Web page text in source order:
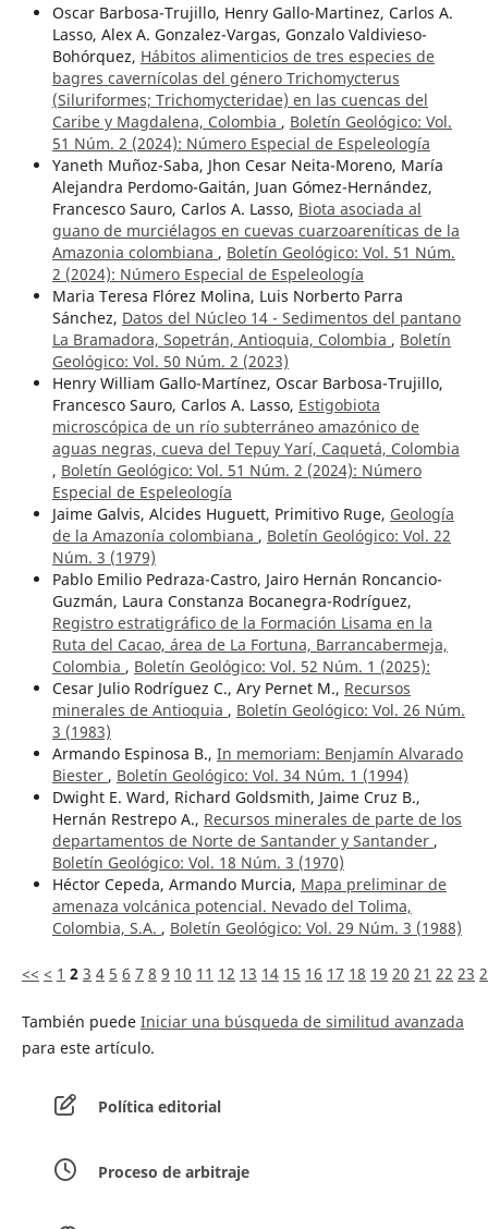
Oscar Barbosa-Trujillo, Henry Gallo-Martinez, Carlos A.
Lasso, Alex A. Gonzalez-Vargas, Gonzalo Valdivieso-
Bohórquez, Hábitos alimenticios de tres especies de
bagres cavernícolas del género Trichomycterus
(Siluriformes; Trichomycteridae) en las cuencas del
Caribe y Magdalena, Colombia , Boletín Geológico: Vol.
51 Núm. 2 (2024): Número Especial de Espeleología
Yaneth Muñoz-Saba, Jhon Cesar Neita-Moreno, María
Alejandra Perdomo-Gaitán, Juan Gómez-Hernández,
Francesco Sauro, Carlos A. Lasso, Biota asociada al
guano de murciélagos en cuevas cuarzoareníticas de la
Amazonia colombiana , Boletín Geológico: Vol. 51 Núm.
2 (2024): Número Especial de Espeleología
Maria Teresa Flórez Molina, Luis Norberto Parra
Sánchez, Datos del Núcleo 14 - Sedimentos del pantano
La Bramadora, Sopetrán, Antioquia, Colombia , Boletín
Geológico: Vol. 50 Núm. 2 (2023)
Henry William Gallo-Martínez, Oscar Barbosa-Trujillo,
Francesco Sauro, Carlos A. Lasso, Estigobiota
microscópica de un río subterráneo amazónico de
aguas negras, cueva del Tepuy Yarí, Caquetá, Colombia
, Boletín Geológico: Vol. 51 Núm. 2 (2024): Número
Especial de Espeleología
Jaime Galvis, Alcides Huguett, Primitivo Ruge, Geología
de la Amazonía colombiana , Boletín Geológico: Vol. 22
Núm. 3 (1979)
Pablo Emilio Pedraza-Castro, Jairo Hernán Roncancio-
Guzmán, Laura Constanza Bocanegra-Rodríguez,
Registro estratigráfico de la Formación Lisama en la
Ruta del Cacao, área de La Fortuna, Barrancabermeja,
Colombia , Boletín Geológico: Vol. 52 Núm. 1 (2025):
Cesar Julio Rodríguez C., Ary Pernet M., Recursos
minerales de Antioquia , Boletín Geológico: Vol. 26 Núm.
3 (1983)
Armando Espinosa B., In memoriam: Benjamín Alvarado
Biester , Boletín Geológico: Vol. 34 Núm. 1 (1994)
Dwight E. Ward, Richard Goldsmith, Jaime Cruz B.,
Hernán Restrepo A., Recursos minerales de parte de los
departamentos de Norte de Santander y Santander ,
Boletín Geológico: Vol. 18 Núm. 3 (1970)
Héctor Cepeda, Armando Murcia, Mapa preliminar de
amenaza volcánica potencial. Nevado del Tolima,
Colombia, S.A. , Boletín Geológico: Vol. 29 Núm. 3 (1988)
<< < 1 2 3 4 5 6 7 8 9 10 11 12 13 14 15 16 17 18 19 20 21 22 23
También puede Iniciar una búsqueda de similitud avanzada
para este artículo.
Política editorial
Proceso de arbitraje